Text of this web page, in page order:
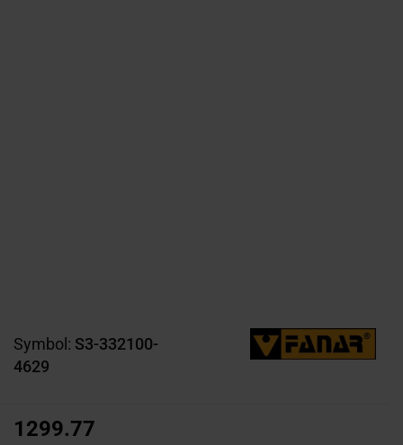
Symbol: S3-332100-
4629
1299.77